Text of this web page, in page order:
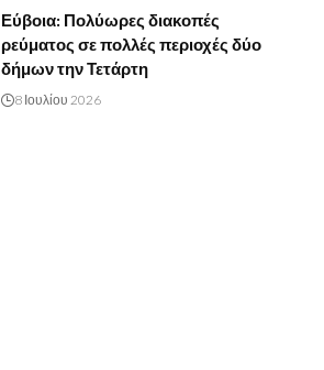
Εύβοια: Πολύωρες διακοπές
ρεύματος σε πολλές περιοχές δύο
δήμων την Τετάρτη
8 Ιουλίου 2026